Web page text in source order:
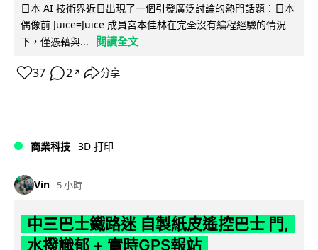
日本 AI 技術界近日出現了一個引發廣泛討論的熱門話題：日本
偶像前 Juice=Juice 成員宮本佳林在完全沒有編程經驗的情況
下，僅憑藉與...
閱讀全文
37 2 ↗ 分享
商業科技 3D 打印
Vin 5 小時
中三巴士鐵路迷 自製紙皮遙控巴士 門,
水撥識郁 + 實時GPS報站